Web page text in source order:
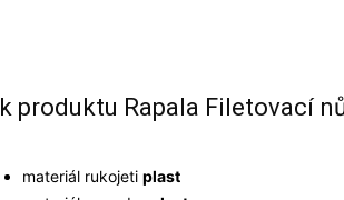
k produktu Rapala Filetovací
materiál rukojeti plast